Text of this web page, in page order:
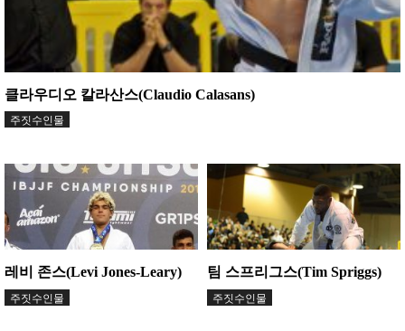
클라우디오 칼라산스(Claudio Calasans)
주짓수인물
레비 존스(Levi Jones-Leary)
주짓수인물
팀 스프리그스(Tim Spriggs)
주짓수인물